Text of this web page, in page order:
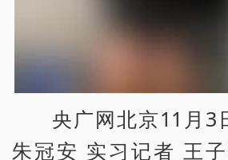
央广网北京11月3
朱冠安 实习记者 王